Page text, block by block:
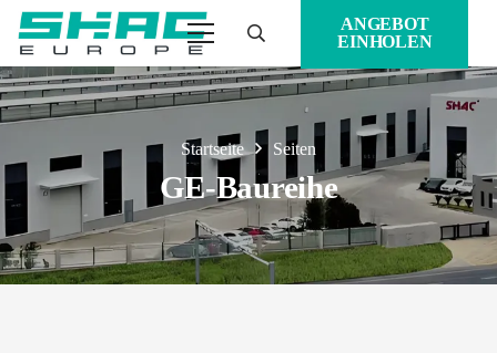
ANGEBOT
EINHOLEN
Startseite Seiten
GE-Baureihe